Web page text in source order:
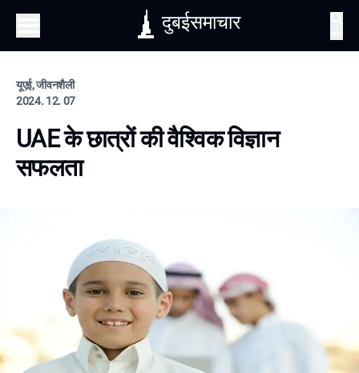
दुबईसमाचार
यूएई, जीवनशैली
2024. 12. 07
UAE के छात्रों की वैश्विक विज्ञान
सफलता